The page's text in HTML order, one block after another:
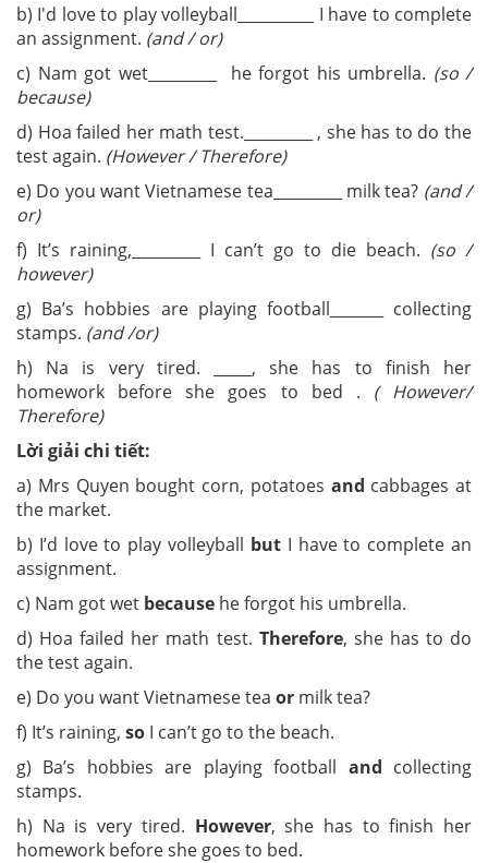
b) I'd love to play volleyball__________ I have to complete
an assignment. (and / or)
c) Nam got wet_________ he forgot his umbrella. (so /
because)
d) Hoa failed her math test._________ , she has to do the
test again. (However / Therefore)
e) Do you want Vietnamese tea_________ milk tea? (and /
or)
f) It’s raining,_________ I can’t go to die beach. (so /
however)
g) Ba’s hobbies are playing football_______ collecting
stamps. (and /or)
h) Na is very tired. _____, she has to finish her
homework before she goes to bed . ( However/
Therefore)
Lời giải chi tiết:
a) Mrs Quyen bought corn, potatoes and cabbages at
the market.
b) I’d love to play volleyball butI have to complete an
assignment.
c) Nam got wet because he forgot his umbrella.
d) Hoa failed her math test. Therefore, she has to do
the test again.
e) Do you want Vietnamese tea or milk tea?
f) It’s raining, so I can’t go to the beach.
g) Ba’s hobbies are playing football and collecting
stamps.
h) Na is very tired. However, she has to finish her
homework before she goes to bed.